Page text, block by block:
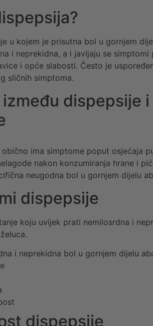
u kojem je prisutna bol u gornjem
i neprekidna, a i javljaju se simptomi
i opće slabosti. Često je
sličnih simptoma.
između dispepsije
ima simptome poput osjećaja
nakon konzumiranja hrane i
neugodna bol u gornjem dijelu
dispepsije
koju uvijek prati nemilosrdna i
i neprekidna bol u gornjem dijelu
dispepsije